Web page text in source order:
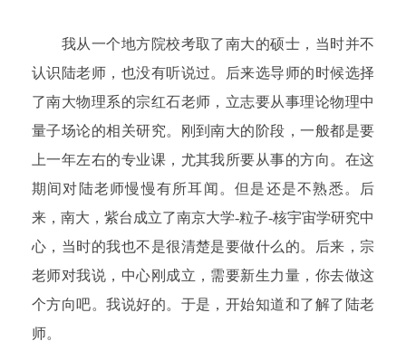
我从一个地方院校考取了南大的硕士，当时并不
认识陆老师，也没有听说过。后来选导师的时候选择
了南大物理系的宗红石老师，立志要从事理论物理中
量子场论的相关研究。刚到南大的阶段，一般都是要
上一年左右的专业课，尤其我所要从事的方向。在这
期间对陆老师慢慢有所耳闻。但是还是不熟悉。后
来，南大，紫台成立了南京大学-粒子-核宇宙学研究中
心，当时的我也不是很清楚是要做什么的。后来，宗
老师对我说，中心刚成立，需要新生力量，你去做这
个方向吧。我说好的。于是，开始知道和了解了陆老
师。